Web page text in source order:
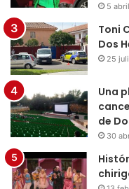
5
Toni
Dos
25
Una
de
30